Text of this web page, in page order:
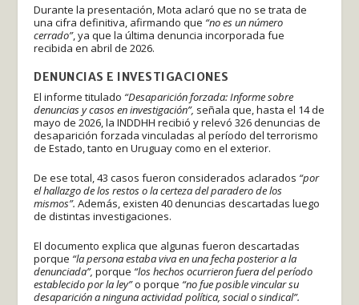
Durante la presentación, Mota aclaró que no se trata de
una cifra definitiva, afirmando que “no es un número
cerrado”, ya que la última denuncia incorporada fue
recibida en abril de 2026.
DENUNCIAS E INVESTIGACIONES
El informe titulado “Desaparición forzada: Informe sobre
denuncias y casos en investigación”, señala que, hasta el 14 de
mayo de 2026, la INDDHH recibió y relevó 326 denuncias de
desaparición forzada vinculadas al período del terrorismo
de Estado, tanto en Uruguay como en el exterior.
De ese total, 43 casos fueron considerados aclarados “por
el hallazgo de los restos o la certeza del paradero de los
mismos”.Además, existen 40 denuncias descartadas luego
de distintas investigaciones.
El documento explica que algunas fueron descartadas
porque “la persona estaba viva en una fecha posterior a la
denunciada”, porque “los hechos ocurrieron fuera del período
establecido por la ley”o porque “no fue posible vincular su
desaparición a ninguna actividad política, social o sindical”.